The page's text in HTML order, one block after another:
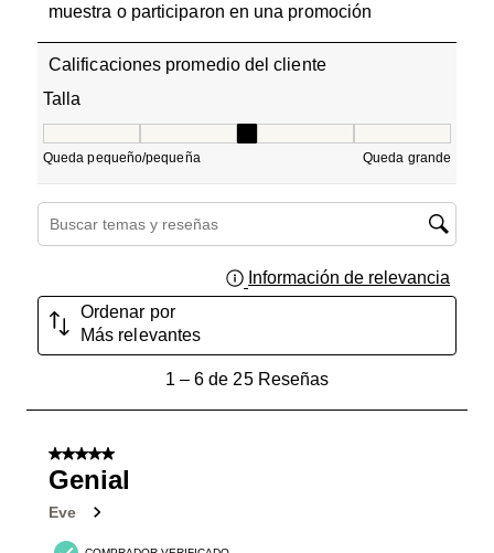
muestra o participaron en una promoción
Calificaciones promedio del cliente
Talla
Queda pequeño/pequeña Queda grande
Región de búsqueda de temas y reseñas
Información de relevancia
Ordenar por
Más relevantes
Reseñas.
1– 6 de 25 Reseñas
5 de 5 estrellas.
Genial
Eve